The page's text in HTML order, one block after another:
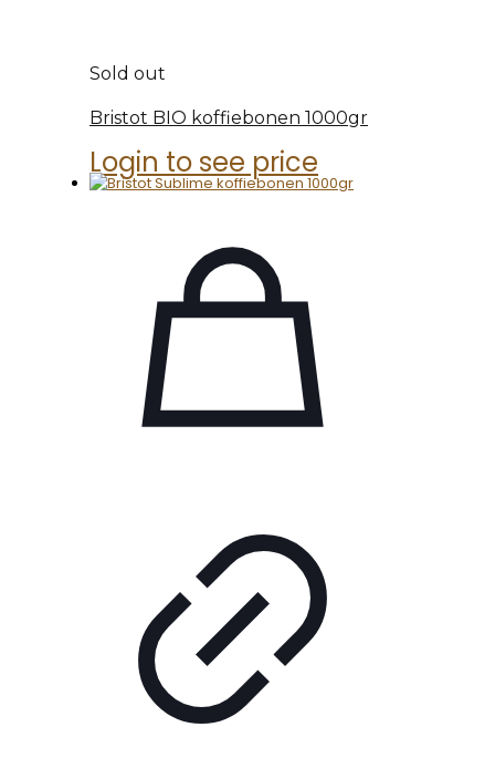
Sold out
Bristot BIO koffiebonen 1000gr
Login to see price